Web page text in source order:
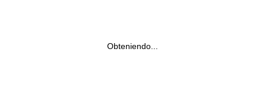
Obteniendo...